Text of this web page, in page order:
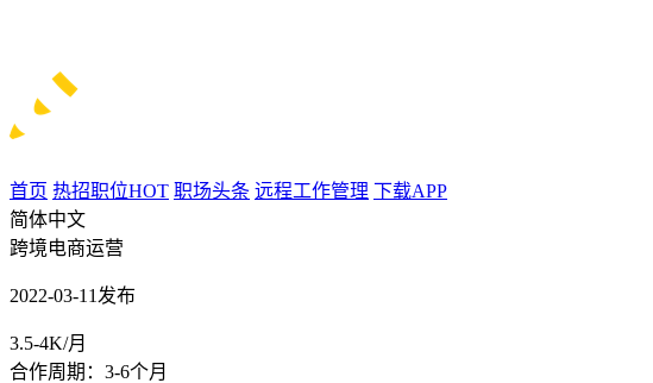
首页 热招职位HOT 职场头条 远程工作管理 下载APP
简体中文
跨境电商运营
2022-03-11发布
3.5-4K/月
合作周期：3-6个月